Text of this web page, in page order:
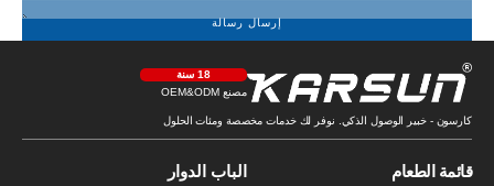
إرسال رسالة
18 سنة
مصنع OEM&ODM
كارسون - خبير الوصول الذكي. نوفر لك خدمات مخصصة ومئات الحلول
قائمة الطعام الباب الدوار